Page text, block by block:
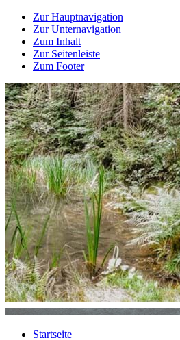
Zur Hauptnavigation
Zur Unternavigation
Zum Inhalt
Zur Seitenleiste
Zum Footer
Startseite